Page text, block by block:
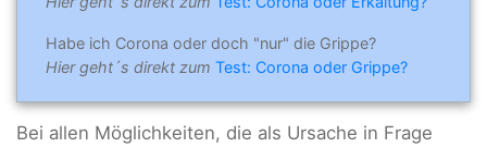
Habe ich Corona oder doch "nur" die Grippe?
Hier geht´s direkt zum Test: Corona oder Grippe?
Bei allen Möglichkeiten, die als Ursache in Frage